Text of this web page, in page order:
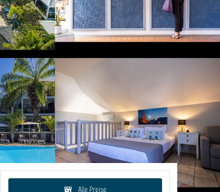
Alle Preise